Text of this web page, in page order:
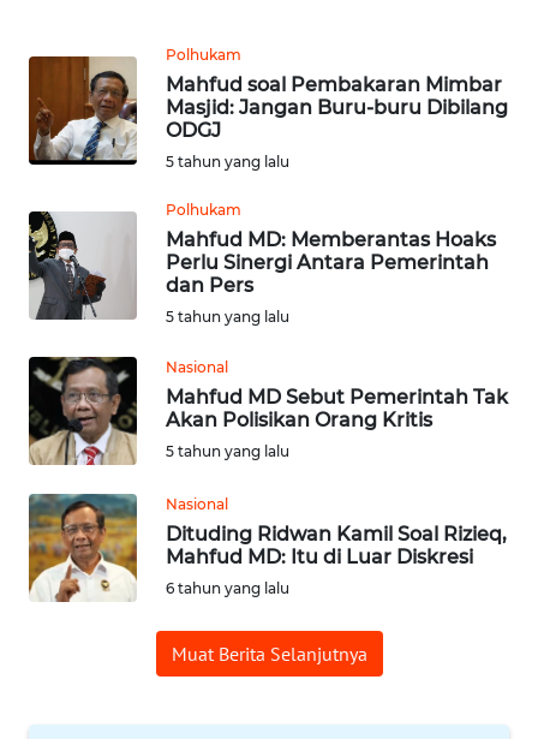
Polhukam
Mahfud soal Pembakaran Mimbar
Masjid: Jangan Buru-buru Dibilang
ODGJ
5 tahun yang lalu
Polhukam
Mahfud MD: Memberantas Hoaks
Perlu Sinergi Antara Pemerintah
dan Pers
5 tahun yang lalu
Nasional
Mahfud MD Sebut Pemerintah Tak
Akan Polisikan Orang Kritis
5 tahun yang lalu
Nasional
Dituding Ridwan Kamil Soal Rizieq,
Mahfud MD: Itu di Luar Diskresi
6 tahun yang lalu
Muat Berita Selanjutnya
LANGKAT
WN
TAPANULI
SELATAN
WN
TANJUNG
LESUNG
KARO
WN
SIMALUNGUN
WN
LABUHANBATU
WN DELI